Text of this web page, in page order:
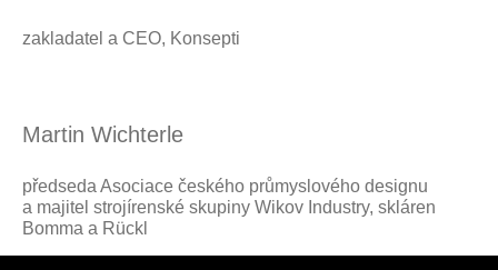
zakladatel a CEO, Konsepti
Martin Wichterle
předseda Asociace českého průmyslového designu
a majitel strojírenské skupiny Wikov Industry, skláren
Bomma a Rückl